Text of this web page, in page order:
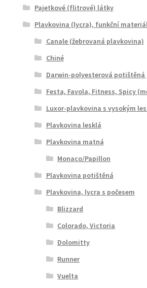
Pajetkové (flitrové) látky
Plavkovina (lycra), funkční
Canale (žebrovaná plavkovina)
Chiné
Darwin-polyesterová potištěná
Festa, Favola, Fitness, Spicy
Luxor-plavkovina s vysokým
Plavkovina lesklá
Plavkovina matná
Monaco/Papillon
Plavkovina potištěná
Plavkovina, lycra s počesem
Blizzard
Colorado, Victoria
Dolomitty
Runner
Vuelta